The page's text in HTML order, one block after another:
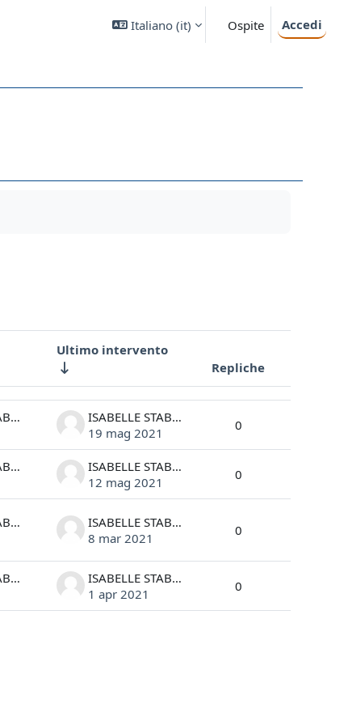
Italiano ‎(it)‎ Ospite Accedi
Ultimo intervento
Repliche
Azioni
ISABELLE STABARIN
ISABELLE STABARIN
19 mag 2021
0
ISABELLE STABARIN
ISABELLE STABARIN
12 mag 2021
0
ISABELLE STABARIN
ISABELLE STABARIN
8 mar 2021
0
ISABELLE STABARIN
ISABELLE STABARIN
1 apr 2021
0